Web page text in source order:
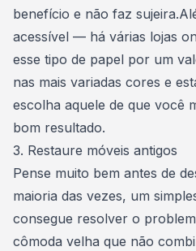
benefício e não faz
acessível — há várias lojas
esse tipo de papel por um
nas mais variadas cores e
escolha aquele de que você
bom resultado.
3. Restaure móveis antigos
Pense muito bem antes de
maioria das vezes, um
consegue resolver o
cômoda velha que não